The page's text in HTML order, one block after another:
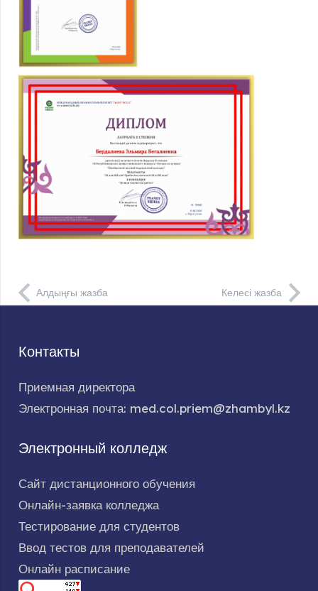
Алдыңғы жазба Келесі жазба
Контакты
Приемная директора
Электронная почта: med.col.priem@zhambyl.kz
Электронный колледж
Сайт дистанционного обучения
Онлайн-заявка колледжа
Тестирование для студентов
Ввод тестов для преподавателей
Онлайн расписание